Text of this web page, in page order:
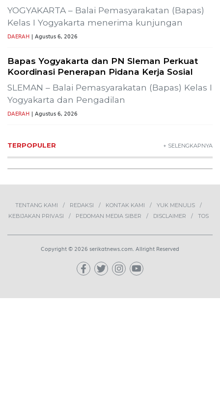
YOGYAKARTA – Balai Pemasyarakatan (Bapas)
Kelas I Yogyakarta menerima kunjungan
DAERAH | Agustus 6, 2026
Bapas Yogyakarta dan PN Sleman Perkuat
Koordinasi Penerapan Pidana Kerja Sosial
SLEMAN – Balai Pemasyarakatan (Bapas) Kelas I
Yogyakarta dan Pengadilan
DAERAH | Agustus 6, 2026
TERPOPULER + SELENGKAPNYA
TENTANG KAMI REDAKSI KONTAK KAMI
YUK MENULIS
KEBIJAKAN PRIVASI
PEDOMAN MEDIA SIBER DISCLAIMER TOS
Copyright © 2026 serikatnews.com. Allright Reserved